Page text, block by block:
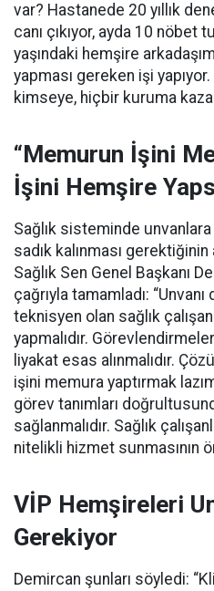
var? Hastanede 20 yıllık
canı çıkıyor, ayda 10 nöbet
yaşındaki hemşire
yapması gereken işi
kimseye, hiçbir kuruma
“Memurun İşini
İşini Hemşire
Sağlık sisteminde unvanlara
sadık kalınması
Sağlık Sen Genel Başkanı
çağrıyla tamamladı:
teknisyen olan sağlık
yapmalıdır.
liyakat esas alınmalıdır.
işini memura yaptırmak
görev tanımları
sağlanmalıdır. Sağlık
nitelikli hizmet sunmasının
VİP Hemşireleri
Gerekiyor
Demircan şunları söyledi: